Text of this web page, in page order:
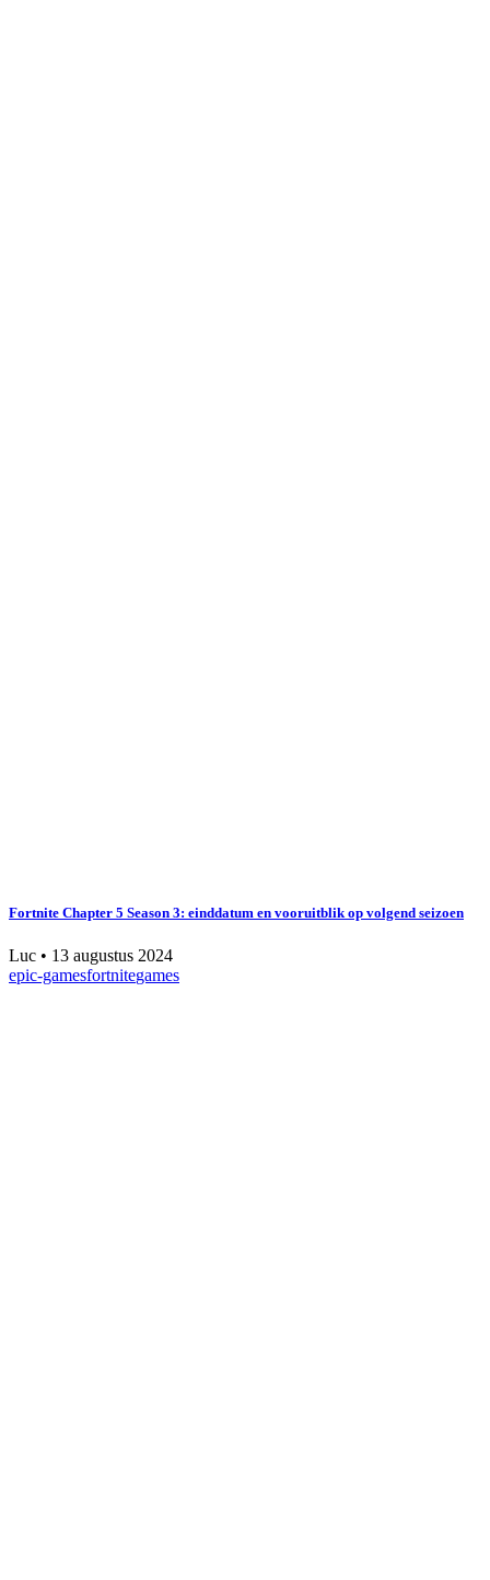
Fortnite Chapter 5 Season 3: einddatum en vooruitblik op volgend seizoen
Luc • 13 augustus 2024
epic-gamesfortnitegames